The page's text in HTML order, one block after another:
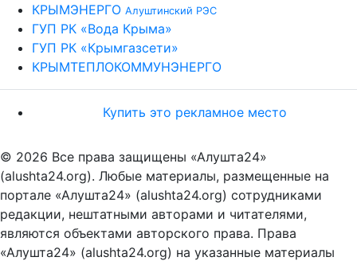
КРЫМЭНЕРГО Алуштинский РЭС
ГУП РК «Вода Крыма»
ГУП РК «Крымгазсети»
КРЫМТЕПЛОКОММУНЭНЕРГО
Купить это рекламное место
© 2026 Все права защищены «Алушта24»
(alushta24.org). Любые материалы, размещенные на
портале «Алушта24» (alushta24.org) сотрудниками
редакции, нештатными авторами и читателями,
являются объектами авторского права. Права
«Алушта24» (alushta24.org) на указанные материалы